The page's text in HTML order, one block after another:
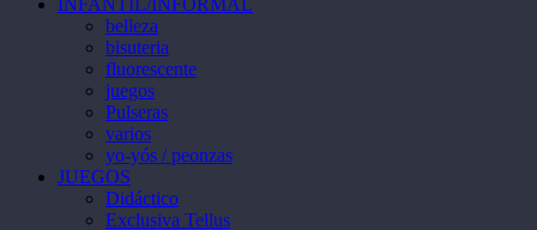
belleza
bisuteria
fluorescente
juegos
Pulseras
varios
yo-yós / peonzas
JUEGOS
Didáctico
Exclusiva Tellus